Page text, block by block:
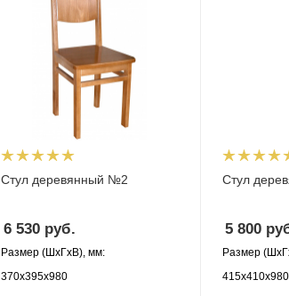
Стул деревянный №2
6 530 руб.
Размер (ШхГхВ), мм:
370х395х980
Стул
5 800
Размер
415х410х980